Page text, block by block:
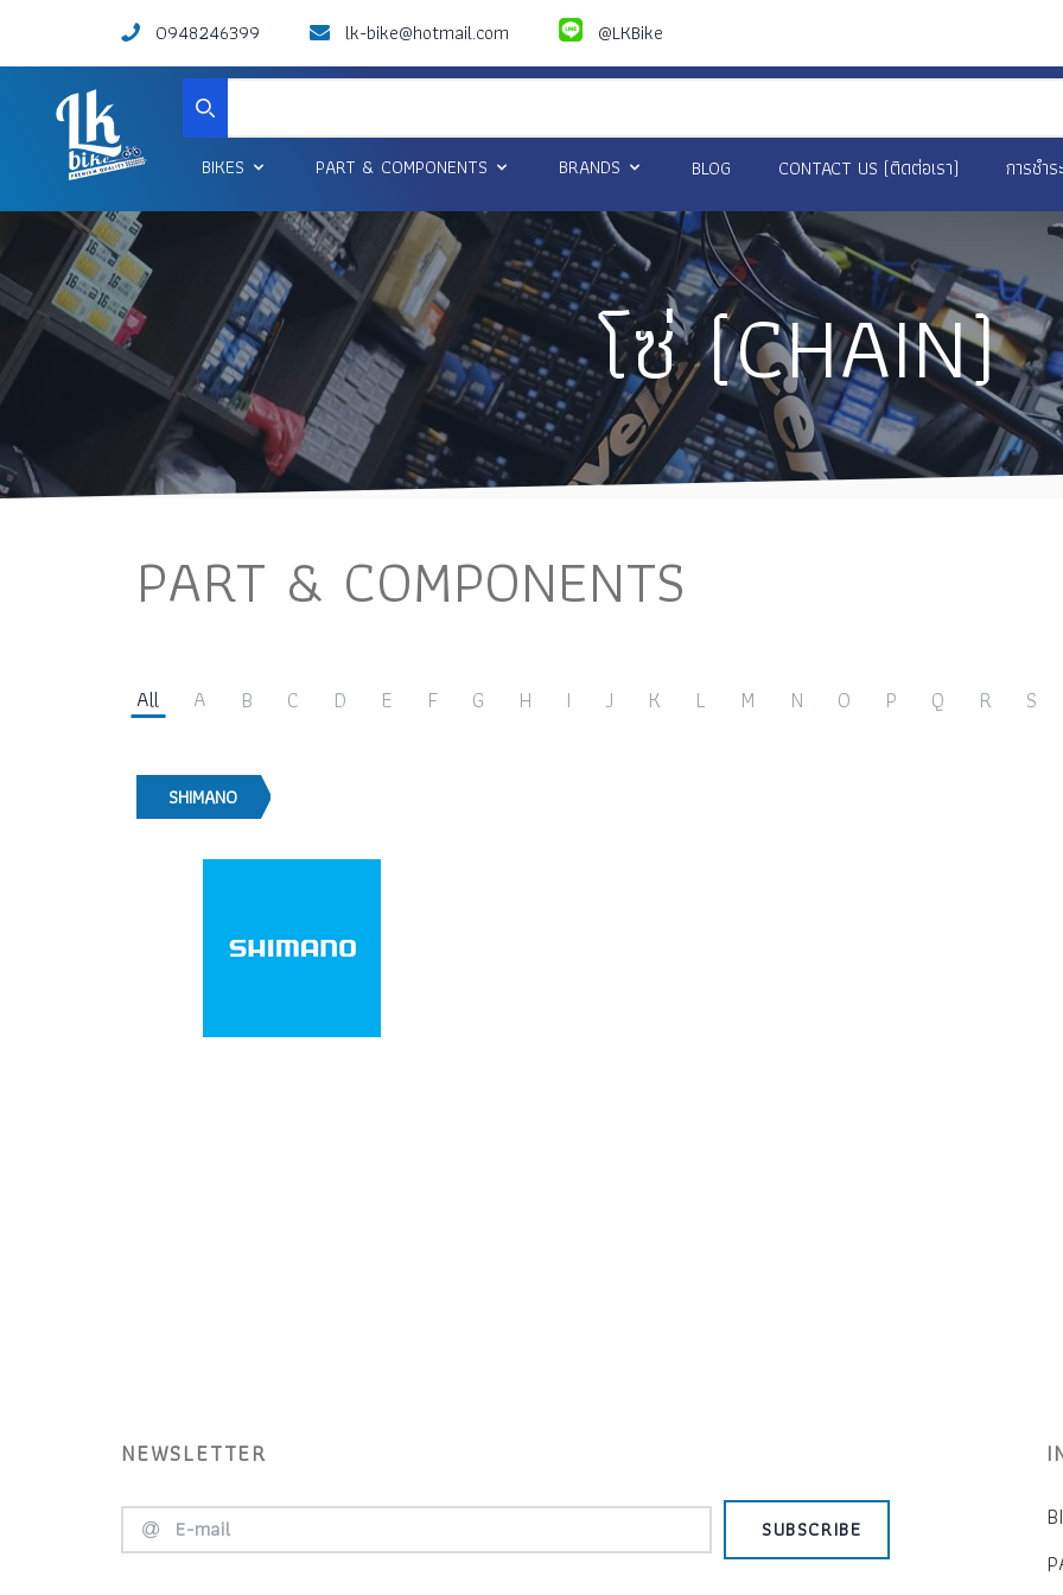
0948246399 lk-bike@hotmail.com @LKBike
Search
BIKES
PART & COMPONENTS BRANDS BLOG CONTACT US (ติดต่อเรา) การชำ
โซ่ (CHAIN)
PART & COMPONENTS
All A B C D E F G H I J K L M N O P Q R S
SHIMANO
SHIMANO
NEWSLETTER
SUBSCRIBE